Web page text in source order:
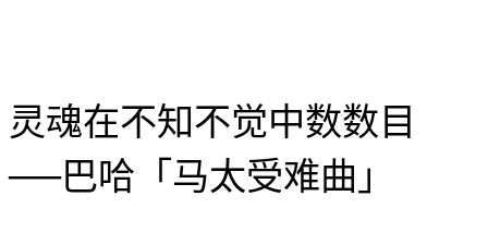
灵魂在不知不觉中数数目
──巴哈「马太受难曲」